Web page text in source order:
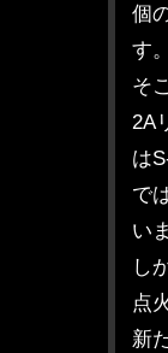
個
す。
そ
2A
は
で
い
し
点
新